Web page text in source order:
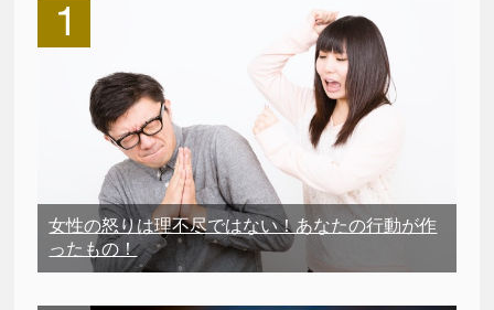
女性の怒りは理不尽ではない！あなたの行動が作
ったもの！